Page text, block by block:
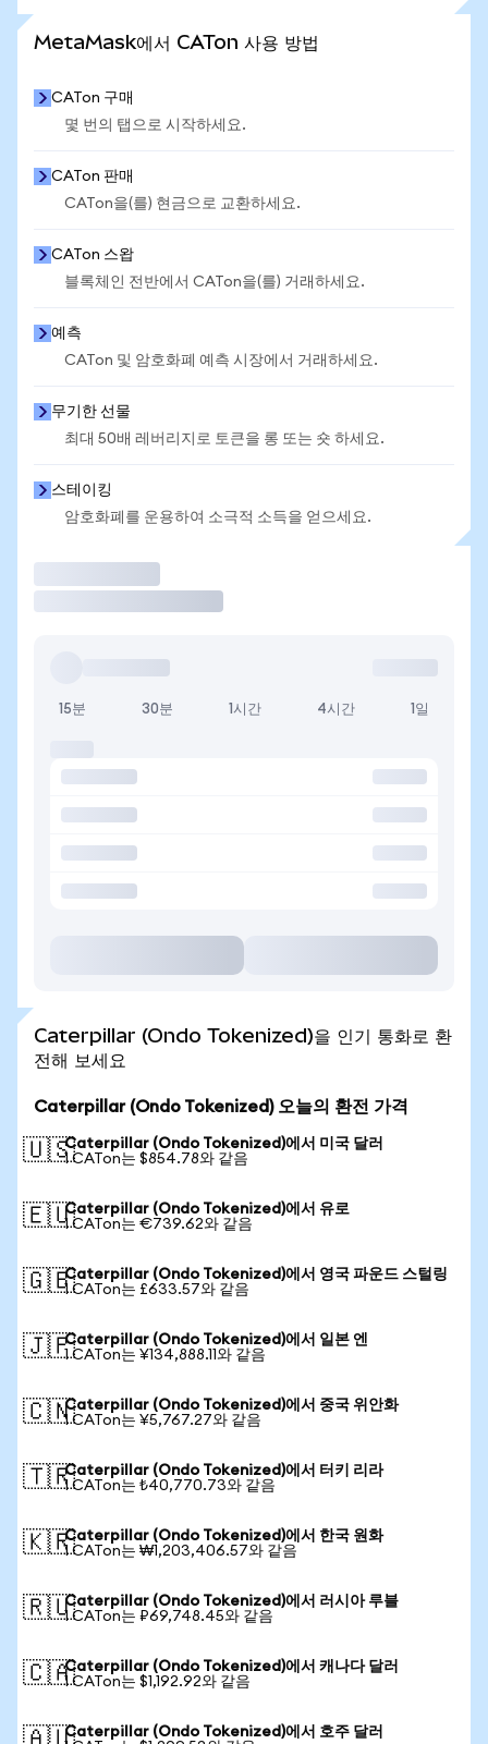
MetaMask에서 CATon 사용 방법
CATon 구매
몇 번의 탭으로 시작하세요.
CATon 판매
CATon을(를) 현금으로 교환하세요.
CATon 스왑
블록체인 전반에서 CATon을(를) 거래하세요.
예측
CATon 및 암호화폐 예측 시장에서 거래하세요.
무기한 선물
최대 50배 레버리지로 토큰을 롱 또는 숏 하세요.
스테이킹
암호화폐를 운용하여 소극적 소득을 얻으세요.
15분 30분 1시간 4시간 1일
Caterpillar (Ondo Tokenized)을 인기 통화로 환
전해 보세요
Caterpillar (Ondo Tokenized) 오늘의 환전 가격
🇺🇸Caterpillar (Ondo Tokenized)에서 미국 달러
1 CATon는 $854.78와 같음
🇪🇺Caterpillar (Ondo Tokenized)에서 유로
1 CATon는 €739.62와 같음
🇬🇧Caterpillar (Ondo Tokenized)에서 영국 파운드 스털링
1 CATon는 £633.57와 같음
🇯🇵Caterpillar (Ondo Tokenized)에서 일본 엔
1 CATon는 ¥134,888.11와 같음
🇨🇳Caterpillar (Ondo Tokenized)에서 중국 위안화
1 CATon는 ¥5,767.27와 같음
🇹🇷Caterpillar (Ondo Tokenized)에서 터키 리라
1 CATon는 ₺40,770.73와 같음
🇰🇷Caterpillar (Ondo Tokenized)에서 한국 원화
1 CATon는 ₩1,203,406.57와 같음
🇷🇺Caterpillar (Ondo Tokenized)에서 러시아 루블
1 CATon는 ₽69,748.45와 같음
🇨🇦Caterpillar (Ondo Tokenized)에서 캐나다 달러
1 CATon는 $1,192.92와 같음
Caterpillar (Ondo Tokenized)에서 호주 달러